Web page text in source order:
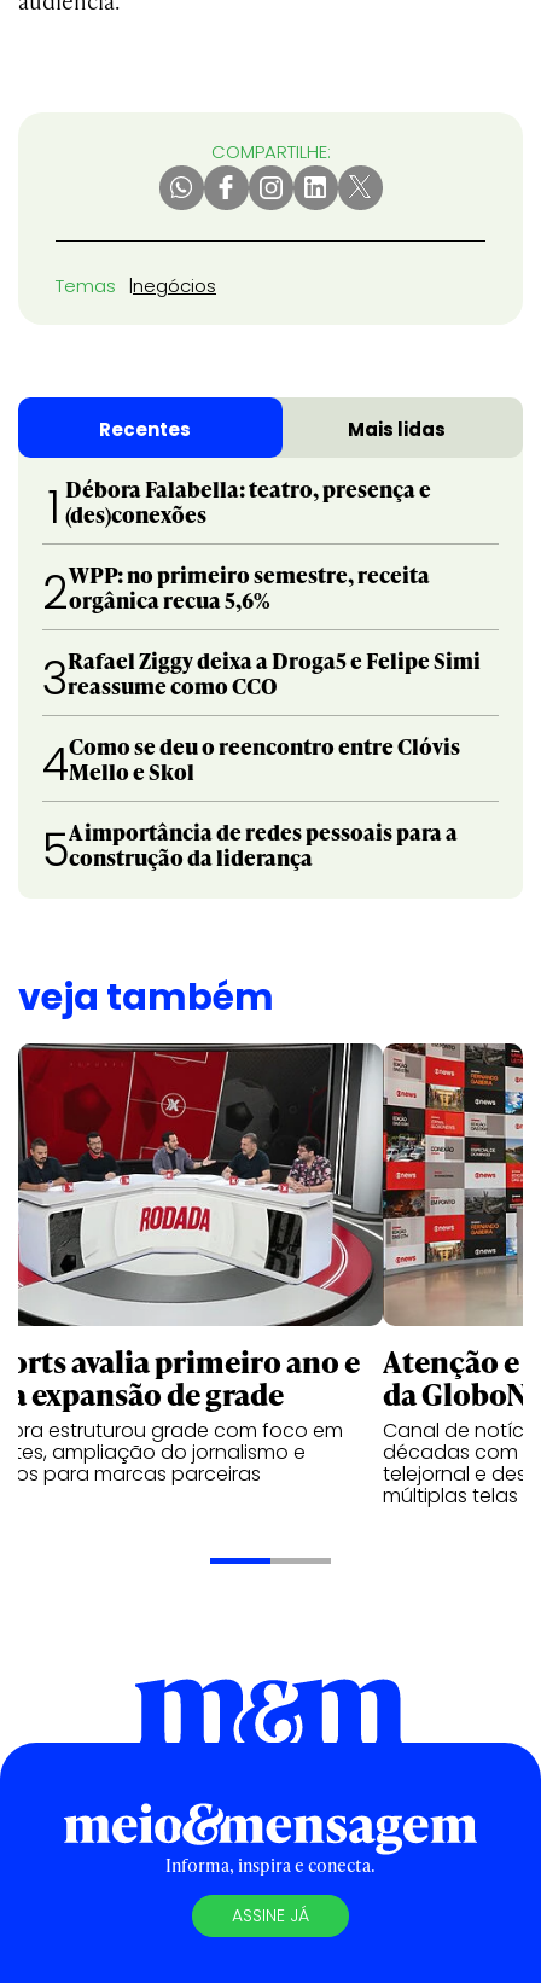
COMPARTILHE:
Temas negócios
Recentes Mais lidas
1 Débora Falabella: teatro, presença e
(des)conexões
2WPP: no primeiro semestre, receita
orgânica recua 5,6%
3Rafael Ziggy deixa a Droga5 e Felipe Simi
reassume como CCO
4Como se deu o reencontro entre Clóvis
Mello e Skol
5A importância de redes pessoais para a
construção da liderança
veja também
avalia primeiro ano e
expansão de grade
estruturou grade com foco em
ampliação do jornalismo e
para marcas parceiras
Atenção e
da
Canal de
décadas com
telejornal e
múltiplas telas
Informa, inspira e conecta.
ASSINE JÁ